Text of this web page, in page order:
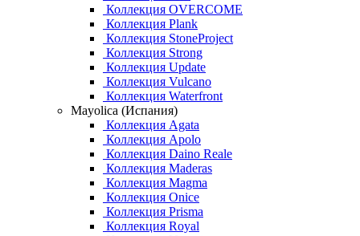
Коллекция OVERCOME
Коллекция Plank
Коллекция StoneProject
Коллекция Strong
Коллекция Update
Коллекция Vulcano
Коллекция Waterfront
Mayolica (Испания)
Коллекция Agata
Коллекция Apolo
Коллекция Daino Reale
Коллекция Maderas
Коллекция Magma
Коллекция Onice
Коллекция Prisma
Коллекция Royal